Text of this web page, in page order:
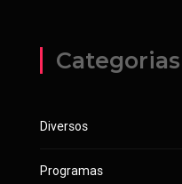
Categorias
Diversos
Programas